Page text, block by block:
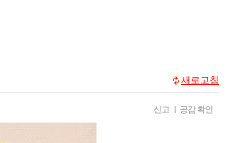
새로고침
신고 | 공감 확인